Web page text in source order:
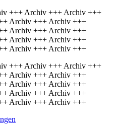
+++ Archiv +++ Archiv +++
Archiv +++ Archiv +++
Archiv +++ Archiv +++
Archiv +++ Archiv +++
Archiv +++ Archiv +++
+++ Archiv +++ Archiv +++
Archiv +++ Archiv +++
Archiv +++ Archiv +++
Archiv +++ Archiv +++
Archiv +++ Archiv +++